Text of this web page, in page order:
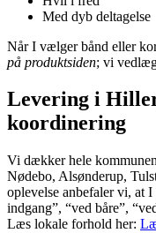
Med dyb deltagelse
Når I vælger bånd eller
på produktsiden; vi
Levering i
koordinering
Vi dækker hele
Nødebo, Alsønderup,
oplevelse anbefaler vi, at
indgang”, “ved båre”,
Læs lokale forhold her: